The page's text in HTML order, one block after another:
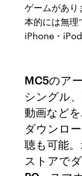
ゲームがあ
本的には無理
iPhone・
MC5のア
シングル
動画など
ダウンロ
聴も可能
ストアで